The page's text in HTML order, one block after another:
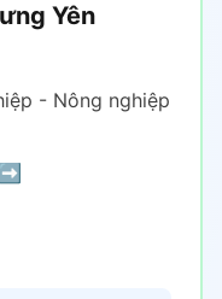
Yên
- Nông nghiệp
➡️